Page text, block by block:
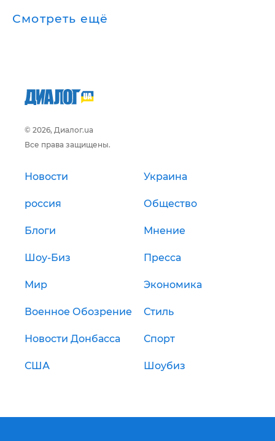
Смотреть ещё
© 2026, Диалог.ua
Все права защищены.
Новости Украина
россия Общество
Блоги Мнение
Шоу-Биз Пресса
Мир Экономика
Военное Обозрение Стиль
Новости Донбасса Спорт
США Шоубиз